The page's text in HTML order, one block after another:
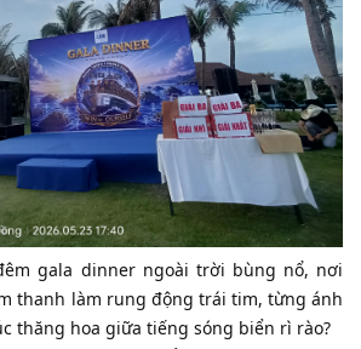
gala dinner ngoài trời bùng nổ, nơi
thanh làm rung động trái tim, từng ánh
thăng hoa giữa tiếng sóng biển rì rào?